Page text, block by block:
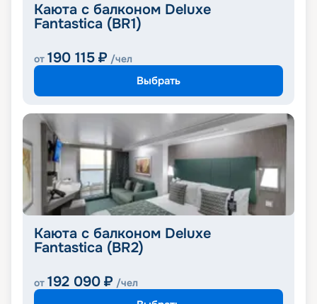
Каюта с балконом Deluxe
Fantastica (BR1)
от 190 115 ₽ /чел
Выбрать
Каюта с балконом Deluxe
Fantastica (BR2)
от 192 090 ₽ /чел